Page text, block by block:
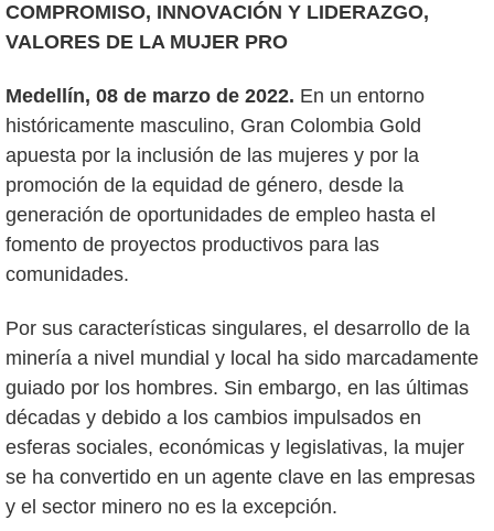
COMPROMISO, INNOVACIÓN Y LIDERAZGO,
VALORES DE LA MUJER PRO
Medellín, 08 de marzo de 2022. En un entorno
históricamente masculino, Gran Colombia Gold
apuesta por la inclusión de las mujeres y por la
promoción de la equidad de género, desde la
generación de oportunidades de empleo hasta el
fomento de proyectos productivos para las
comunidades.
Por sus características singulares, el desarrollo de la
minería a nivel mundial y local ha sido marcadamente
guiado por los hombres. Sin embargo, en las últimas
décadas y debido a los cambios impulsados en
esferas sociales, económicas y legislativas, la mujer
se ha convertido en un agente clave en las empresas
y el sector minero no es la excepción.